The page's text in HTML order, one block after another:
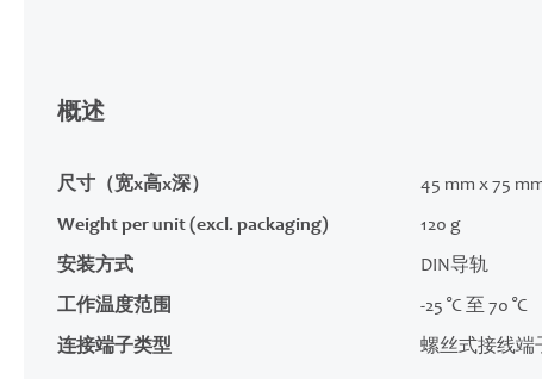
概述
尺寸（宽x高x深） 45 mm x 75
Weight per unit (excl. packaging) 120 g
安装方式 DIN导轨
工作温度范围 -25 °C 至 70 °C
连接端子类型 螺丝式接线端